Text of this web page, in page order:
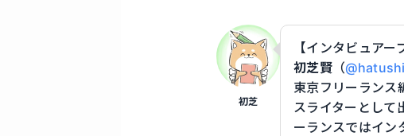
初芝
【インタビュアー
初芝賢（
東京フリーランス
スライターとして
ーランスではイン